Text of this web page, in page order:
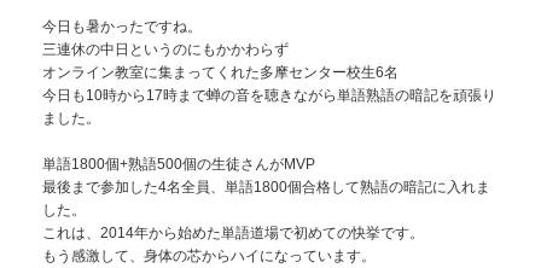
今日も暑かったですね。
三連休の中日というのにもかかわらず
オンライン教室に集まってくれた多摩センター校生6名
今日も10時から17時まで蝉の音を聴きながら単語熟語の暗記を頑張り
ました。
単語1800個+熟語500個の生徒さんがMVP
最後まで参加した4名全員、単語1800個合格して熟語の暗記に入れま
した。
これは、2014年から始めた単語道場で初めての快挙です。
もう感激して、身体の芯からハイになっています。